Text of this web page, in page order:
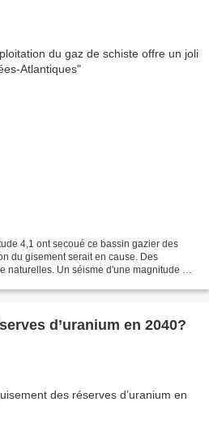
4,1 ont secoué ce bassin gazier des
du gisement serait en cause. Des
naturelles. Un séisme d'une magnitude de
d’uranium en 2040?